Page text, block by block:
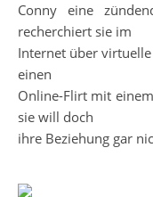
Conny eine
recherchiert sie im
Internet über
einen
Online-Flirt mit
sie will doch
ihre Beziehung gar